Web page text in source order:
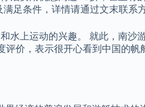
足条件，详情请通过文末联系
上运动的兴趣。 就此，南沙
价，表示很开心看到中国的